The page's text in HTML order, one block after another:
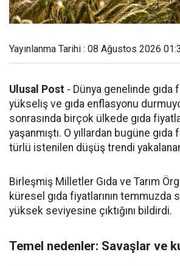
Yayınlanma Tarihi : 08 Ağustos 2026
Ulusal Post - Dünya genelinde gıda
yükseliş ve gıda enflasyonu
sonrasında birçok ülkede gıda
yaşanmıştı. O yıllardan bugüne gıda
türlü istenilen düşüş trendi
Birleşmiş Milletler Gıda ve Tarım
küresel gıda fiyatlarının temmuzda
yüksek seviyesine çıktığını bildirdi.
Temel nedenler: Savaşlar ve